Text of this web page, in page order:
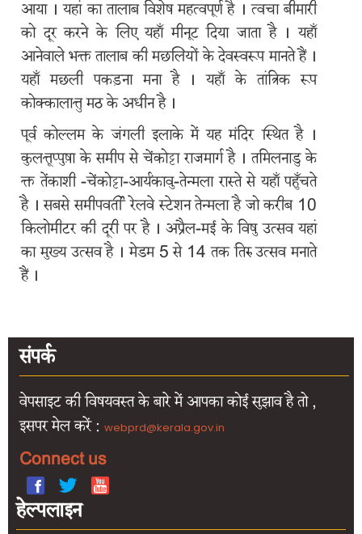
पूजा
कैसे
पहुंचा
जाये
तीर्थयात्री
सुविधाएं
ऑनलाइन
बुकिंग
हेल्पलाइन
आया । यहां का तालाब विशेष महत्वपूर्ण है । त्वचा बीमारी
को दूर करने के लिए यहाँ मीनूट दिया जाता है । यहाँ
आनेवाले भक्त तालाब की मछलियों के देवस्वरूप मानते हैं ।
यहाँ मछली पकड़ना मना है । यहाँ के तांत्रिक रूप
कोक्कालात्तु मठ के अधीन है ।
पूर्व कोल्लम के जंगली इलाके में यह मंदिर स्थित है ।
कुलत्तूप्पुष़ा के समीप से चेंकोट्टा राजमार्ग है । तमिलनाडु के
क्त तेंकाशी -चेंकोट्टा-आर्यंकावु-तेन्मला रास्ते से यहाँ पहुँचते
है । सबसे समीपवर्ती रेलवे स्टेशन तेन्मला है जो करीब 10
किलोमीटर की दूरी पर है । अप्रैल-मई के विषु उत्सव यहां
का मुख्य उत्सव है । मेडम 5 से 14 तक तिरु उत्सव मनाते
हैं ।
संपर्क
वेपसाइट की विषयवस्त के बारे में आपका कोई सुझाव है तो ,
इसपर मेल करें :webprd@kerala.gov.in
Connect us
हेल्पलाइन